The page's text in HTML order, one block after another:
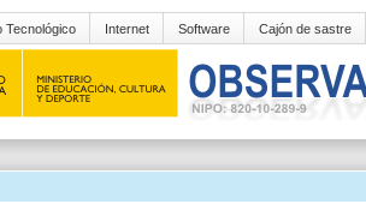
Tecnológico Internet Software Cajón de sastre